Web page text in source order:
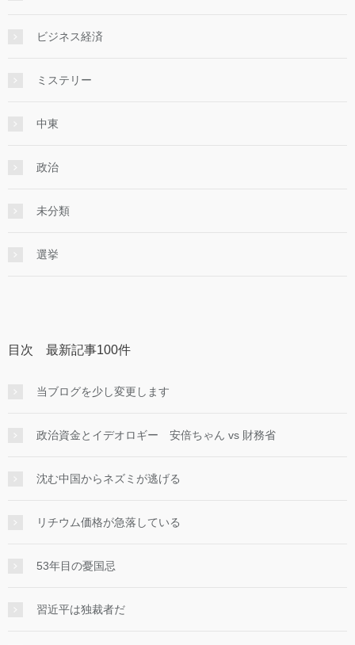
ビジネス経済
ミステリー
中東
政治
未分類
選挙
目次 最新記事100件
当ブログを少し変更します
政治資金とイデオロギー 安倍ちゃん vs 財務省
沈む中国からネズミが逃げる
リチウム価格が急落している
53年目の憂国忌
習近平は独裁者だ